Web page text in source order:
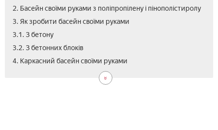
2. Басейн своїми руками з поліпропілену і пінополістиролу
3. Як зробити басейн своїми руками
3.1. З бетону
3.2. З бетонних блоків
4. Каркасний басейн своїми руками